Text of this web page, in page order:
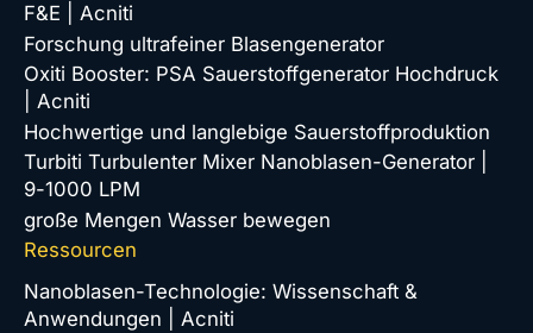
F&E | Acniti
Forschung ultrafeiner Blasengenerator
Oxiti Booster: PSA Sauerstoffgenerator Hochdruck
| Acniti
Hochwertige und langlebige Sauerstoffproduktion
Turbiti Turbulenter Mixer Nanoblasen-Generator |
9-1000 LPM
große Mengen Wasser bewegen
Ressourcen
Nanoblasen-Technologie: Wissenschaft &
Anwendungen | Acniti